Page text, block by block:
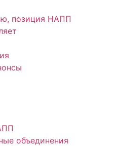
позиция НАПП
объединения